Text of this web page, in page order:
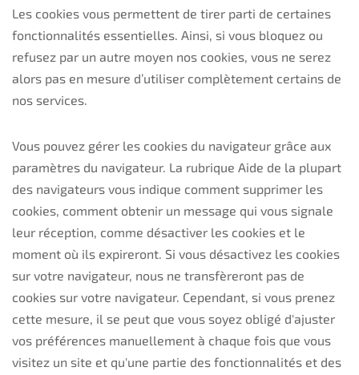
Les cookies vous permettent de tirer parti de certaines
fonctionnalités essentielles. Ainsi, si vous bloquez ou
refusez par un autre moyen nos cookies, vous ne serez
alors pas en mesure d’utiliser complètement certains de
nos services.
Vous pouvez gérer les cookies du navigateur grâce aux
paramètres du navigateur. La rubrique Aide de la plupart
des navigateurs vous indique comment supprimer les
cookies, comment obtenir un message qui vous signale
leur réception, comme désactiver les cookies et le
moment où ils expireront. Si vous désactivez les cookies
sur votre navigateur, nous ne transfèreront pas de
cookies sur votre navigateur. Cependant, si vous prenez
cette mesure, il se peut que vous soyez obligé d'ajuster
vos préférences manuellement à chaque fois que vous
visitez un site et qu'une partie des fonctionnalités et des